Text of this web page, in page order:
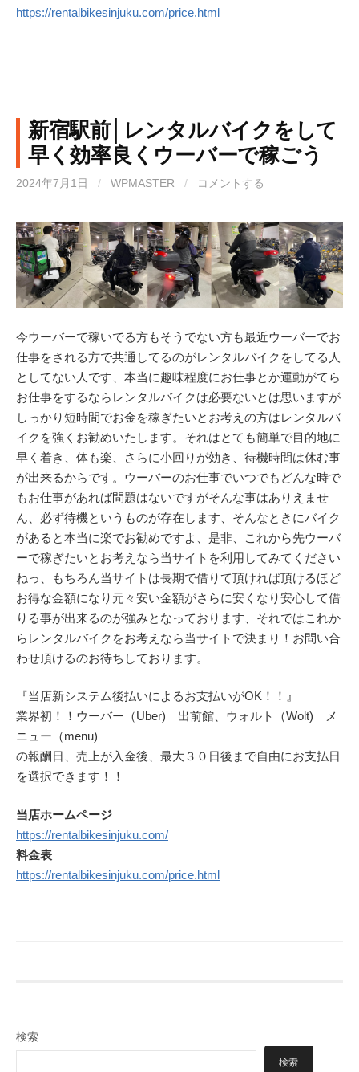
https://rentalbikesinjuku.com/price.html
新宿駅前│レンタルバイクをして
早く効率良くウーバーで稼ごう
2024年7月1日 / WPMASTER / コメントする
今ウーバーで稼いでる方もそうでない方も最近ウーバーでお
仕事をされる方で共通してるのがレンタルバイクをしてる人
としてない人です、本当に趣味程度にお仕事とか運動がてら
お仕事をするならレンタルバイクは必要ないとは思いますが
しっかり短時間でお金を稼ぎたいとお考えの方はレンタルバ
イクを強くお勧めいたします。それはとても簡単で目的地に
早く着き、体も楽、さらに小回りが効き、待機時間は休む事
が出来るからです。ウーバーのお仕事でいつでもどんな時で
もお仕事があれば問題はないですがそんな事はありえませ
ん、必ず待機というものが存在します、そんなときにバイク
があると本当に楽でお勧めですよ、是非、これから先ウーバ
ーで稼ぎたいとお考えなら当サイトを利用してみてください
ねっ、もちろん当サイトは長期で借りて頂ければ頂けるほど
お得な金額になり元々安い金額がさらに安くなり安心して借
りる事が出来るのが強みとなっております、それではこれか
らレンタルバイクをお考えなら当サイトで決まり！お問い合
わせ頂けるのお待ちしております。
『当店新システム後払いによるお支払いがOK！！』
業界初！！ウーバー（Uber) 出前館、ウォルト（Wolt) メ
ニュー（menu)
の報酬日、売上が入金後、最大３０日後まで自由にお支払日
を選択できます！！
当店ホームページ
https://rentalbikesinjuku.com/
料金表
https://rentalbikesinjuku.com/price.html
検索
検索